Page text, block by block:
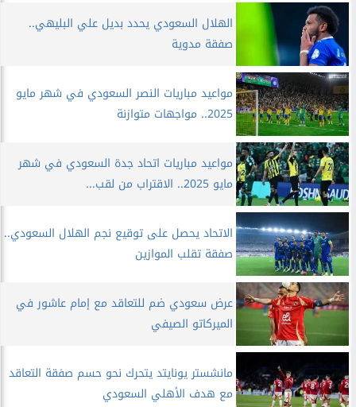
الهلال السعودي يحدد بديل علي البليهي..
صفقة مدوية
مواعيد مباريات النصر السعودي في شهر مايو
2025.. مواجهات متوازنة
مواعيد مباريات اتحاد جدة السعودي في شهر
مايو 2025.. الاقتراب من لقب...
الاتحاد يحصل على توقيع نجم الهلال السعودي..
صفقة تقلب الموازين
عرض سعودي ضم للتعاقد مع إمام عاشور في
الميركاتو الصيفي
مانشستر يونايتد يتحرك نحو حسم صفقة التعاقد
مع هدف الأهلي السعودي